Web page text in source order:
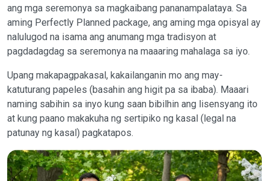
ang mga seremonya sa magkaibang pananampalataya. Sa
aming Perfectly Planned package, ang aming mga opisyal ay
nalulugod na isama ang anumang mga tradisyon at
pagdadagdag sa seremonya na maaaring mahalaga sa iyo.
Upang makapagpakasal, kakailanganin mo ang may-
katuturang papeles (basahin ang higit pa sa ibaba). Maaari
naming sabihin sa inyo kung saan bibilhin ang lisensyang ito
at kung paano makakuha ng sertipiko ng kasal (legal na
patunay ng kasal) pagkatapos.